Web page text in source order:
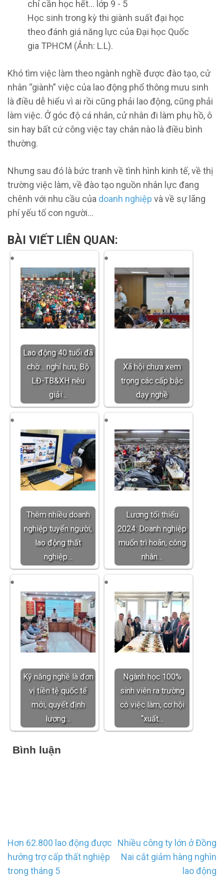
Học sinh trong kỳ thi giành suất đại học
theo đánh giá năng lực của Đại học Quốc
gia TPHCM (Ảnh: L.L).
Khó tìm việc làm theo ngành nghề được đào tạo, cử
nhân “giành” việc của lao động phổ thông mưu sinh
là điều dễ hiểu vì ai rồi cũng phải lao động, cũng phải
làm việc. Ở góc độ cá nhân, cử nhân đi làm phụ hồ, ô
sin hay bất cứ công việc tay chân nào là điều bình
thường.
Nhưng sau đó là bức tranh về tình hình kinh tế, về thị
trường việc làm, về đào tạo nguồn nhân lực đang
chênh với nhu cầu của doanh nghiệp và về sự lãng
phí yếu tố con người…
BÀI VIẾT LIÊN QUAN:
Lao động 40 tuổi đã
chờ… nghỉ hưu, Bộ
LĐ-TB&XH nêu
giải…
Xã hội chưa xem
trọng các cấp bậc
dạy nghề
Thêm nhiều doanh
nghiệp tuyển người,
lao động thất
nghiệp…
Lương tối thiểu
2024: Doanh nghiệp
muốn trì hoãn, công
nhân…
Kỹ năng nghề là đơn
vị tiền tệ quốc tế
mới, quyết định
lương…
Ngành học 100%
sinh viên ra trường
có việc làm, cơ hội
“xuất…
Bình luận
Điều
hướng
bài
Hơn 62.800 lao động được
hưởng trợ cấp thất nghiệp
trong tháng 5
Nhiều công ty lớn ở Đồng
Nai cắt giảm hàng nghìn
lao động